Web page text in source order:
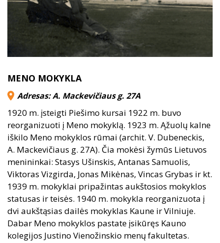
MENO MOKYKLA
Adresas: A. Mackevičiaus g. 27A
1920 m. įsteigti Piešimo kursai 1922 m. buvo
reorganizuoti į Meno mokyklą. 1923 m. Ąžuolų kalne
iškilo Meno mokyklos rūmai (archit. V. Dubeneckis,
A. Mackevičiaus g. 27A). Čia mokėsi žymūs Lietuvos
menininkai: Stasys Ušinskis, Antanas Samuolis,
Viktoras Vizgirda, Jonas Mikėnas, Vincas Grybas ir kt.
1939 m. mokyklai pripažintas aukštosios mokyklos
statusas ir teisės. 1940 m. mokykla reorganizuota į
dvi aukštąsias dailės mokyklas Kaune ir Vilniuje.
Dabar Meno mokyklos pastate įsikūręs Kauno
kolegijos Justino Vienožinskio menų fakultetas.